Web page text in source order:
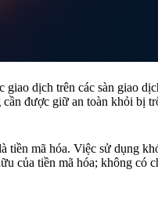
dịch trên các sàn giao
được giữ an toàn khỏi bị
tiền mã hóa. Việc sử dụng
của tiền mã hóa; không có